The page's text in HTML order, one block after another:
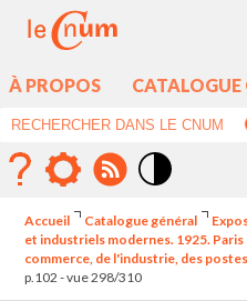
À PROPOS CATALOGUE
élévé
Accueil Catalogue général
et industriels modernes. 1925. Paris
commerce, de l'industrie, des
p.102 - vue 298/310